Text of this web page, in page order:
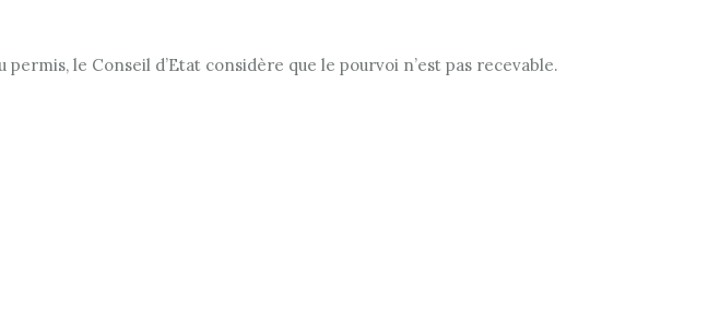
le Conseil d’Etat considère que le pourvoi n’est pas recevable.